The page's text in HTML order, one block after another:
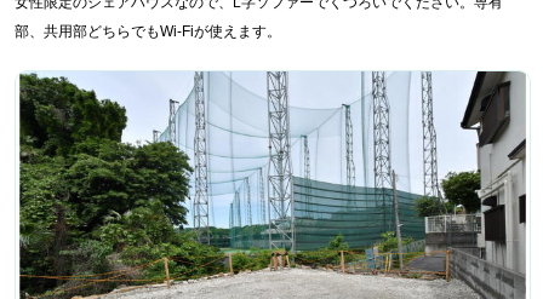
部、共用部どちらでもWi-Fiが使えます。